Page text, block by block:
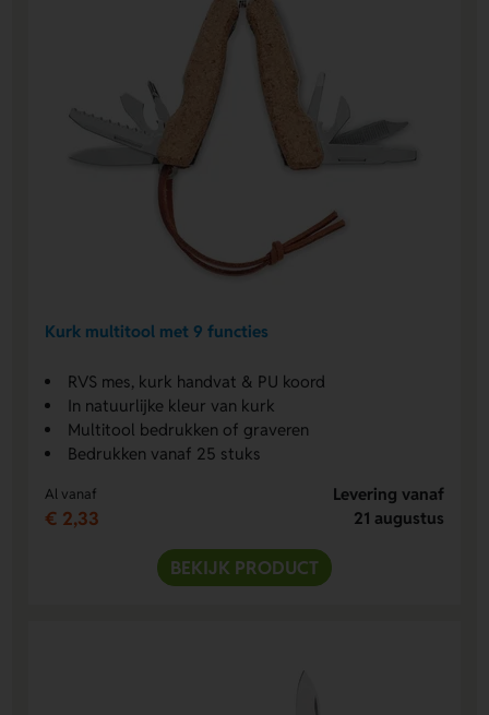
Kurk multitool met 9 functies
RVS mes, kurk handvat & PU koord
In natuurlijke kleur van kurk
Multitool bedrukken of graveren
Bedrukken vanaf 25 stuks
Al vanaf
€ 2,33
Levering vanaf
21 augustus
BEKIJK PRODUCT